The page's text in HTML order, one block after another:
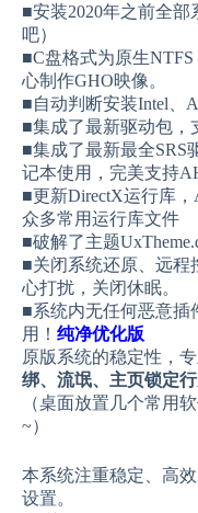
■安装2020年之前全
吧）
■C盘格式为原生NTFS
心制作GHO映像。
■自动判断安装Intel、
■集成了最新驱动包，
■集成了最新最全SRS
记本使用，完美支持
■更新DirectX运行库
众多常用运行库文件
■破解了主题
■关闭系统还原、远程
心打扰，关闭休眠。
■系统内无任何恶意插
用！ 纯净优化版
原版系统的稳定性，
绑、流氓、主页锁定
（桌面放置几个常用
~）
本系统注重稳定、高
设置。